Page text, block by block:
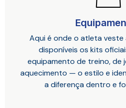
Aqui é onde o atleta veste
disponíveis os kits
equipamento de treino, de
aquecimento — o estilo e
a diferença dentro e